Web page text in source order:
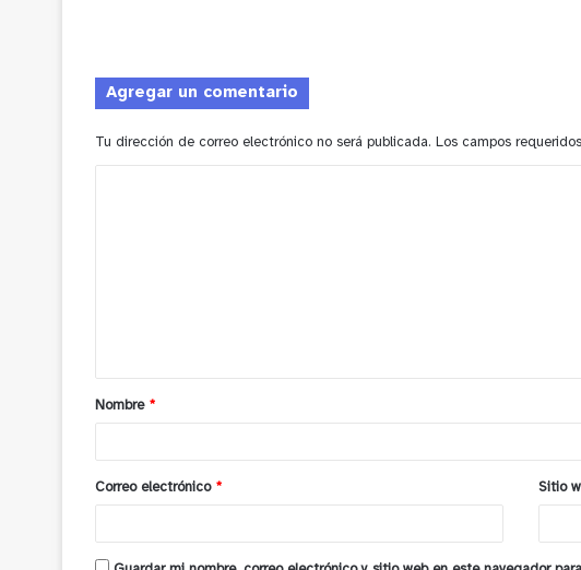
Agregar un comentario
Tu dirección de correo electrónico no será publicada. Los campos
a
r
*
Nombre *
Correo electrónico * Sitio